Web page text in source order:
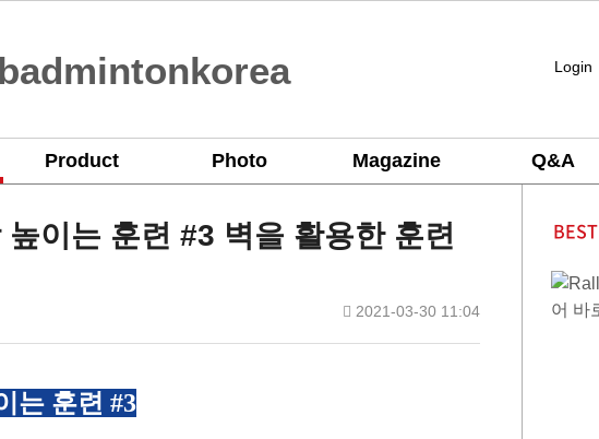
Login
Product Photo Magazine Q&A
이는 훈련 #3 벽을 활용한 훈련
작 2021-03-30 11:04
는 훈련 #3
BEST